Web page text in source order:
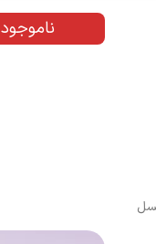
ناموجود